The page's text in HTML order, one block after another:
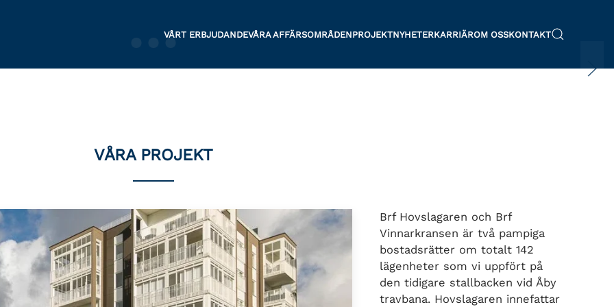
VÅRT ERBJUDANDEVÅRA AFFÄRSOMRÅDENPROJEKTNYHETERKARRIÄROM OSSKONTAKT
VÅRA PROJEKT
Brf Hovslagaren och Brf
Vinnarkransen är två pampiga
bostadsrätter om totalt 142
lägenheter som vi uppfört på
den tidigare stallbacken vid Åby
travbana. Hovslagaren innefattar